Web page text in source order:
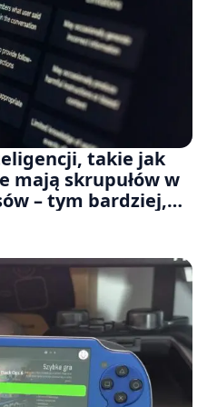
takie jak
mają skrupułów w
– tym bardziej,
po polsku